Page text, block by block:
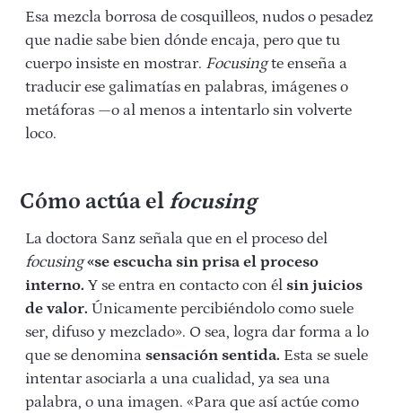
Esa mezcla borrosa de cosquilleos, nudos o pesadez
que nadie sabe bien dónde encaja, pero que tu
cuerpo insiste en mostrar. Focusingte enseña a
traducir ese galimatías en palabras, imágenes o
metáforas —o al menos a intentarlo sin volverte
loco.
Cómo actúa el focusing
La doctora Sanz señala que en el proceso del
focusing «se escucha sin prisa el proceso
interno. Y se entra en contacto con él sin juicios
de valor. Únicamente percibiéndolo como suele
ser, difuso y mezclado». O sea, logra dar forma a lo
que se denomina sensación sentida. Esta se suele
intentar asociarla a una cualidad, ya sea una
palabra, o una imagen. «Para que así actúe como